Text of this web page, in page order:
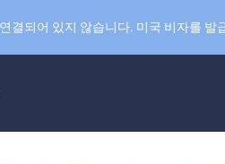
결되어 있지 않습니다. 미국 비자를 발